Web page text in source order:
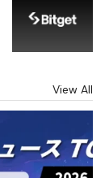
View All